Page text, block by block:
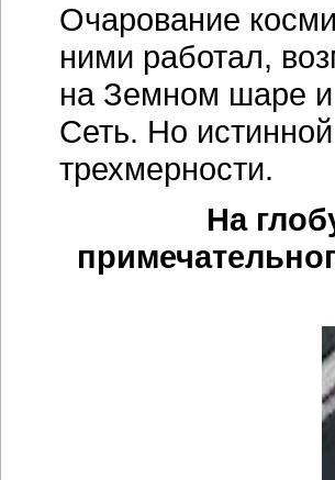
Очарование
ними работал,
на Земном шаре и
Сеть. Но
трехмерности.
На